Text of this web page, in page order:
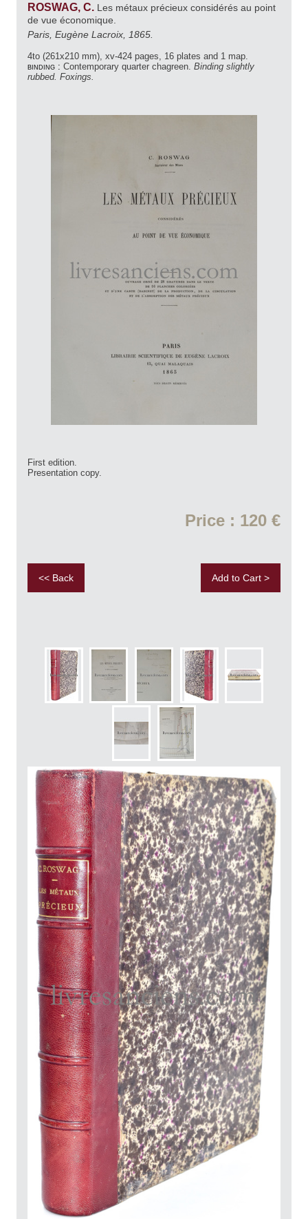
ROSWAG, C. Les métaux précieux considérés au point
de vue économique.
Paris, Eugène Lacroix, 1865.
4to (261x210 mm), xv-424 pages, 16 plates and 1 map.
binding : Contemporary quarter chagreen. Binding slightly
rubbed. Foxings.
First edition.
Presentation copy.
Price : 120 €
<< Back Add to Cart >